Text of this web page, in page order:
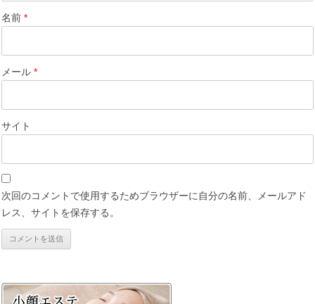
名前 *
メール *
サイト
次回のコメントで使用するためブラウザーに自分の名前、メールアド
レス、サイトを保存する。